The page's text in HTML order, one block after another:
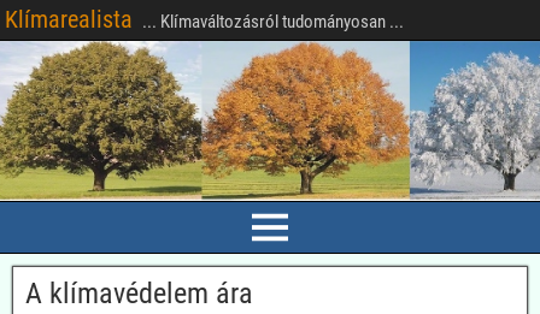
Klímarealista ... Klímaváltozásról tudományosan ...
A klímavédelem ára